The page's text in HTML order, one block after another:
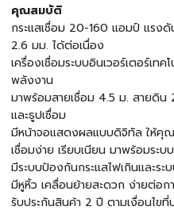
คุณสมบัติ
กระแสเชื่อม 20-160 แอมป์ แรง
2.6 มม. ได้ต่อเนื่อง
เครื่องเชื่อมระบบอินเวอร์เตอร์เท
พลังงาน
มาพร้อมสายเชื่อม 4.5 ม. สายดิ
และธูปเชื่อม
มีหน้าจอแสดงผลแบบดิจิทัล ให้คุณ
เชื่อมง่าย เรียบเนียน มาพร้อมระ
มีระบบป้องกันกระแสไฟเกินและร
มีหูหิ้ว เคลื่อนย้ายสะดวก ง่ายต่อก
รับประกันสินค้า 2 ปี ตามเงื่อนไข